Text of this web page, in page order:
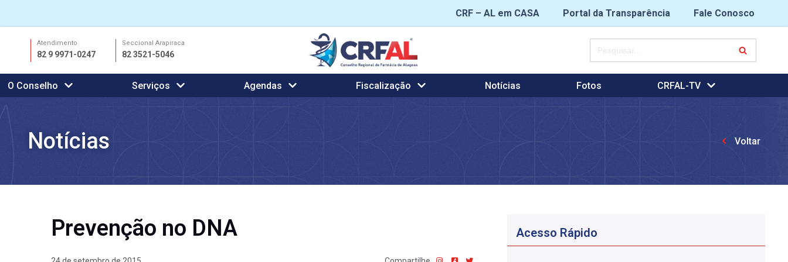
CRF – AL em CASA Portal da Transparência
Fale Conosco
conteúdo
Atendimento
82 9 9971-0247
Seccional Arapiraca
82 3521-5046
O Conselho Serviços Agendas Fiscalização Notícias Fotos CRFAL-TV
Notícias Voltar
Prevenção no DNA Acesso Rápido